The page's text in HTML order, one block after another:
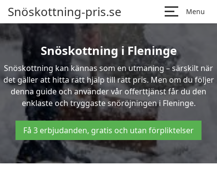
Snöskottning-pris.se Menu
Snöskottning i Fleninge
Snöskottning kan kännas som en utmaning – särskilt när
det gäller att hitta rätt hjälp till rätt pris. Men om du följer
denna guide och använder vår offerttjänst får du den
enklaste och tryggaste snöröjningen i Fleninge.
Få 3 erbjudanden, gratis och utan förpliktelser